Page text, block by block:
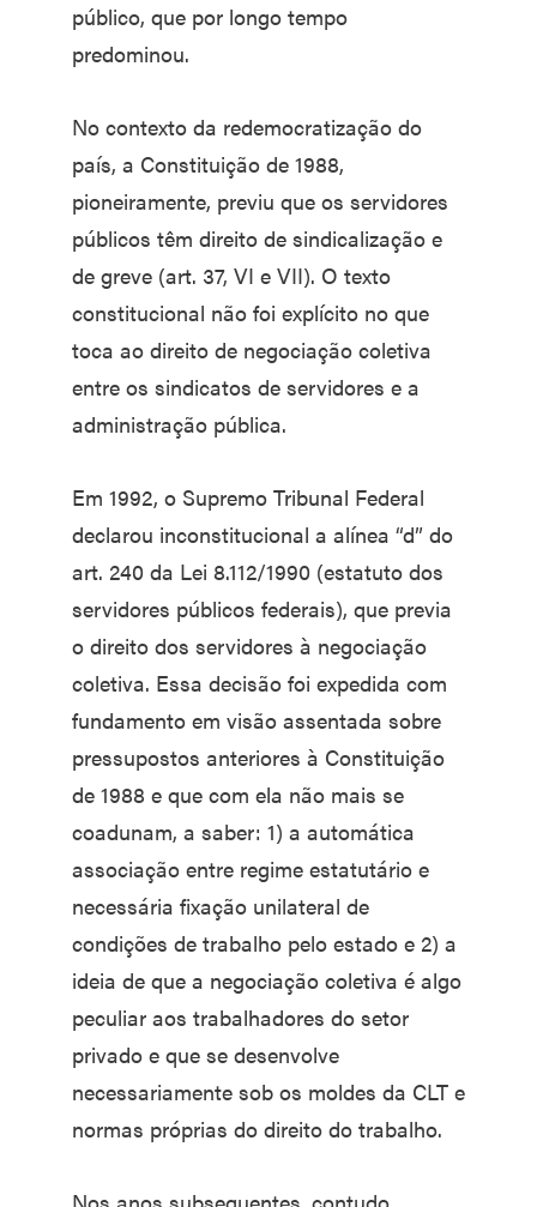
público, que por longo tempo
predominou.
No contexto da redemocratização do
país, a Constituição de 1988,
pioneiramente, previu que os servidores
públicos têm direito de sindicalização e
de greve (art. 37, VI e VII). O texto
constitucional não foi explícito no que
toca ao direito de negociação coletiva
entre os sindicatos de servidores e a
administração pública.
Em 1992, o Supremo Tribunal Federal
declarou inconstitucional a alínea “d” do
art. 240 da Lei 8.112/1990 (estatuto dos
servidores públicos federais), que previa
o direito dos servidores à negociação
coletiva. Essa decisão foi expedida com
fundamento em visão assentada sobre
pressupostos anteriores à Constituição
de 1988 e que com ela não mais se
coadunam, a saber: 1) a automática
associação entre regime estatutário e
necessária fixação unilateral de
condições de trabalho pelo estado e 2) a
ideia de que a negociação coletiva é algo
peculiar aos trabalhadores do setor
privado e que se desenvolve
necessariamente sob os moldes da CLT e
normas próprias do direito do trabalho.